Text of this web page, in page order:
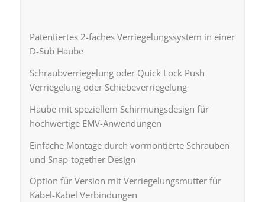
Patentiertes 2-faches Verriegelungssystem in einer
D-Sub Haube
Schraubverriegelung oder Quick Lock Push
Verriegelung oder Schiebeverriegelung
Haube mit speziellem Schirmungsdesign für
hochwertige EMV-Anwendungen
Einfache Montage durch vormontierte Schrauben
und Snap-together Design
Option für Version mit Verriegelungsmutter für
Kabel-Kabel Verbindungen